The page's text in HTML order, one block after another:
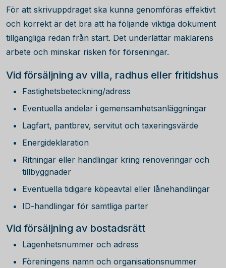
För att skrivuppdraget ska kunna genomföras effektivt
och korrekt är det bra att ha följande viktiga dokument
tillgängliga redan från start. Det underlättar mäklarens
arbete och minskar risken för förseningar.
Vid försäljning av villa, radhus eller fritidshus
Fastighetsbeteckning/adress
Eventuella andelar i gemensamhetsanläggningar
Lagfart, pantbrev, servitut och taxeringsvärde
Energideklaration
Ritningar eller handlingar kring renoveringar och
tillbyggnader
Eventuella tidigare köpeavtal eller lånehandlingar
ID-handlingar för samtliga parter
Vid försäljning av bostadsrätt
Lägenhetsnummer och adress
Föreningens namn och organisationsnummer